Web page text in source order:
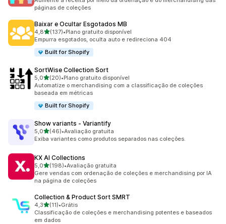
páginas de coleções
Baixar e Ocultar Esgotados MB
4,8de 5 estrelas
(137)
137 avaliações ao todo
•Plano gratuito disponível
Empurra esgotados, oculta auto e redireciona 404
Built for Shopify
SortWise Collection Sort
5,0de 5 estrelas
(20)
20 avaliações ao todo
•Plano gratuito disponível
Automatize o merchandising com a classificação de coleções
baseada em métricas
Built for Shopify
Show variants ‑ Variantify
5,0de 5 estrelas
(46)
46 avaliações ao todo
•Avaliação gratuita
Exiba variantes como produtos separados nas coleções.
KX AI Collections
5,0de 5 estrelas
(198)
198 avaliações ao todo
•Avaliação gratuita
Gere vendas com ordenação de coleções e merchandising por IA
na página de coleções
Collection & Product Sort SMRT
4,3de 5 estrelas
(11)
11 avaliações ao todo
•Grátis
Classificação de coleções e merchandising potentes e baseados
em dados